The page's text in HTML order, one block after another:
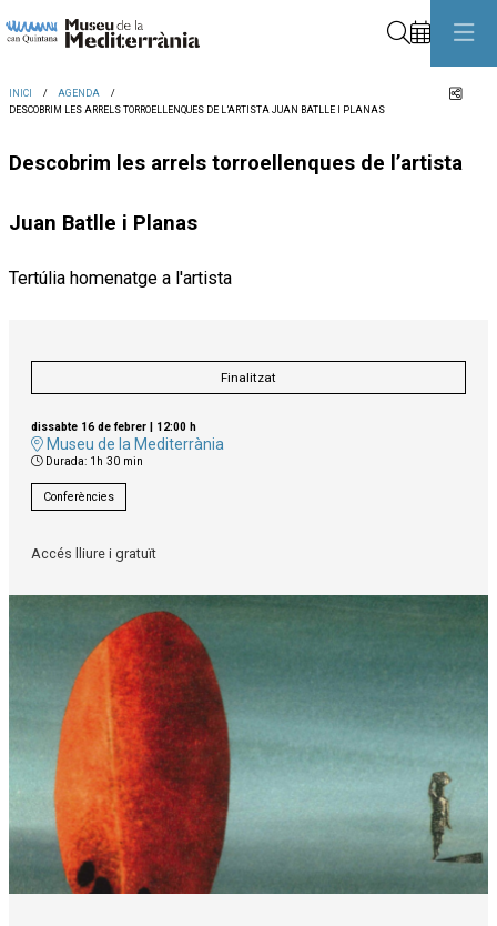
INICI
AGENDA
DESCOBRIM LES ARRELS TORROELLENQUES DE L’ARTISTA JUAN BATLLE I PLANAS
Descobrim les arrels torroellenques de l’artista
Juan Batlle i Planas
Tertúlia homenatge a l'artista
Finalitzat
dissabte 16 de febrer | 12:00 h
Museu de la Mediterrània
Durada: 1h 30 min
Conferències
Accés lliure i gratuït